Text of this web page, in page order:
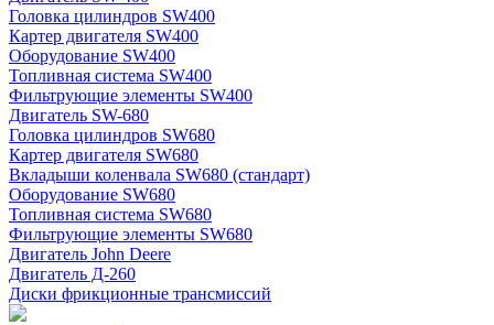
Головка цилиндров SW400
Картер двигателя SW400
Оборудование SW400
Топливная система SW400
Фильтрующие элементы SW400
Двигатель SW-680
Головка цилиндров SW680
Картер двигателя SW680
Вкладыши коленвала SW680 (стандарт)
Оборудование SW680
Топливная система SW680
Фильтрующие элементы SW680
Двигатель John Deere
Двигатель Д-260
Диски фрикционные трансмиссий